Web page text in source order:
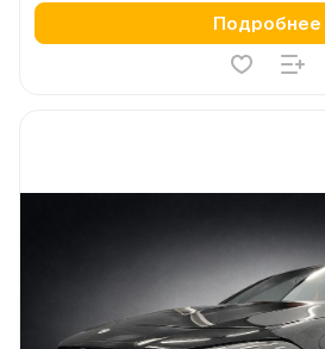
Подробнее